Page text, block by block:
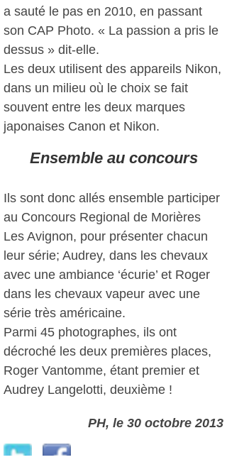
a sauté le pas en 2010, en passant
son CAP Photo. « La passion a pris le
dessus » dit-elle.
Les deux utilisent des appareils Nikon,
dans un milieu où le choix se fait
souvent entre les deux marques
japonaises Canon et Nikon.
Ensemble au concours
Ils sont donc allés ensemble participer
au Concours Regional de Morières
Les Avignon, pour présenter chacun
leur série; Audrey, dans les chevaux
avec une ambiance ‘écurie’ et Roger
dans les chevaux vapeur avec une
série très américaine.
Parmi 45 photographes, ils ont
décroché les deux premières places,
Roger Vantomme, étant premier et
Audrey Langelotti, deuxième !
PH, le 30 octobre 2013